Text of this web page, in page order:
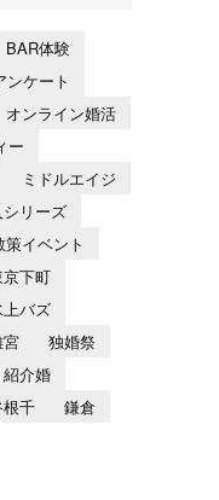
BAR体験
ンケート
オンライン婚活
ー
ミドルエイジ
シリーズ
策イベント
下町
バズ
独婚祭
紹介婚
千 鎌倉